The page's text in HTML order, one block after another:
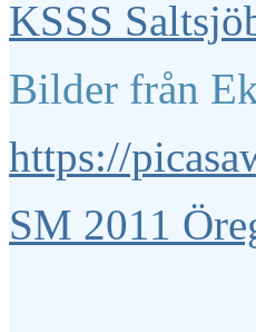
KSSS
Bilder från
https://
SM 2011